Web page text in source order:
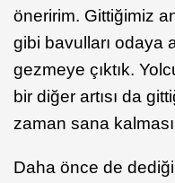
öneririm. Gittiğimiz
gibi bavulları odaya
gezmeye çıktık.
bir diğer artısı da
zaman sana
Daha önce de